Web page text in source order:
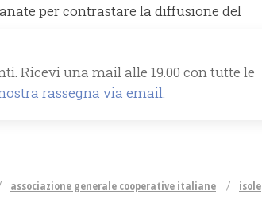
per contrastare la diffusione del
Ricevi una mail alle 19.00 con tutte le
rassegna via email.
associazione generale cooperative italiane
isole